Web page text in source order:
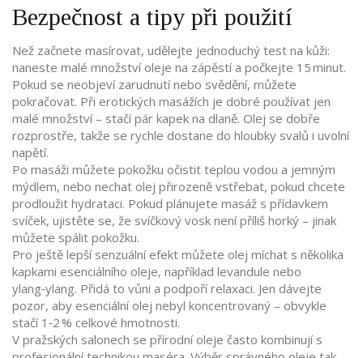
Bezpečnost a tipy při použití
Než začnete masírovat, udělejte jednoduchý test na kůži:
naneste malé množství oleje na zápěstí a počkejte 15 minut.
Pokud se neobjeví zarudnutí nebo svědění, můžete
pokračovat. Při erotických masážích je dobré používat jen
malé množství – stačí pár kapek na dlaně. Olej se dobře
rozprostře, takže se rychle dostane do hloubky svalů i uvolní
napětí.
Po masáži můžete pokožku očistit teplou vodou a jemným
mýdlem, nebo nechat olej přirozeně vstřebat, pokud chcete
prodloužit hydrataci. Pokud plánujete masáž s přídavkem
svíček, ujistěte se, že svíčkový vosk není příliš horký – jinak
můžete spálit pokožku.
Pro ještě lepší senzuální efekt můžete olej míchat s několika
kapkami esenciálního oleje, například levandule nebo
ylang‑ylang. Přidá to vůni a podpoří relaxaci. Jen dávejte
pozor, aby esenciální olej nebyl koncentrovaný – obvykle
stačí 1‑2 % celkové hmotnosti.
V pražských salonech se přírodní oleje často kombinují s